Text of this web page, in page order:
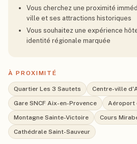
Vous cherchez une proximité
ville et ses attractions historiques
Vous souhaitez une expérience
identité régionale marquée
À PROXIMITÉ
Quartier Les 3 Sautets
Centre-ville
Gare SNCF Aix-en-Provence
Aéroport
Montagne Sainte-Victoire
Cours
Cathédrale Saint-Sauveur